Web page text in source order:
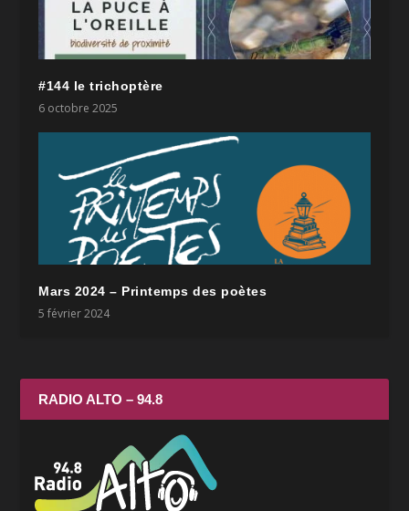
#144 le trichoptère
6 octobre 2025
Mars 2024 – Printemps des poètes
5 février 2024
RADIO ALTO – 94.8